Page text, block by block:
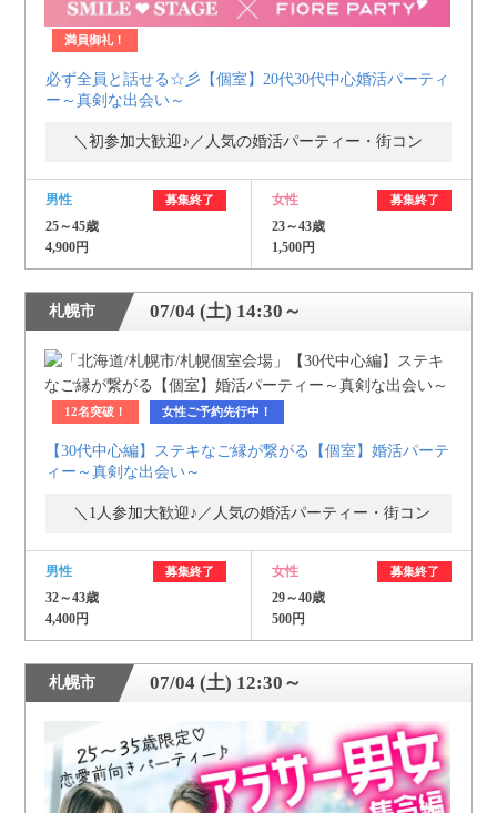
満員御礼！
必ず全員と話せる☆彡【個室】20代30代中心婚活パーティ
ー～真剣な出会い～
＼初参加大歓迎♪／人気の婚活パーティー・街コン
男性 募集終了
25～45歳
4,900円
女性 募集終了
23～43歳
1,500円
札幌市 07/04 (土) 14:30～
12名突破！ 女性ご予約先行中！
【30代中心編】ステキなご縁が繋がる【個室】婚活パーテ
ィー～真剣な出会い～
＼1人参加大歓迎♪／人気の婚活パーティー・街コン
男性 募集終了
32～43歳
4,400円
女性 募集終了
29～40歳
500円
札幌市 07/04 (土) 12:30～